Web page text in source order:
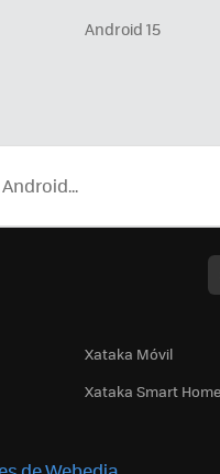
Android 15
Xataka Móvil
Xataka Smart Home